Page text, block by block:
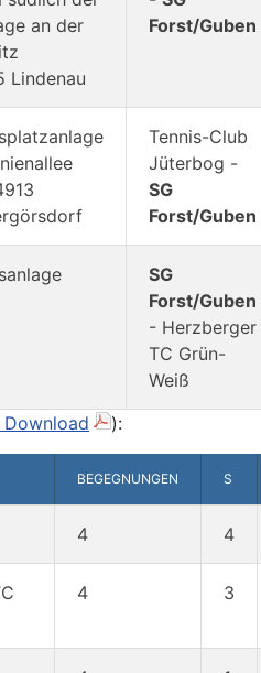
an der
Lindenau
Forst/Guben
Tennis-Club
Jüterbog -
SG
Forst/Guben
SG
Forst/Guben
- Herzberger
TC Grün-
Weiß
Download ):
BEGEGNUNGEN S
4 4
4 3